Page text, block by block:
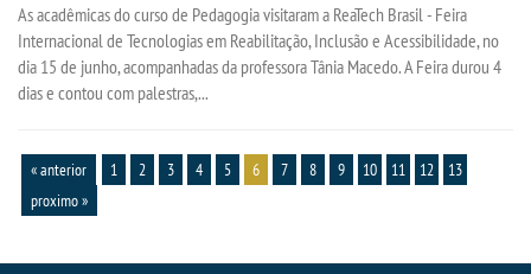
As acadêmicas do curso de Pedagogia visitaram a ReaTech Brasil - Feira
Internacional de Tecnologias em Reabilitação, Inclusão e Acessibilidade, no
dia 15 de junho, acompanhadas da professora Tânia Macedo. A Feira durou 4
dias e contou com palestras,...
« anterior 1 2 3 4 5 6 7 8 9 10 11 12
13
proximo »